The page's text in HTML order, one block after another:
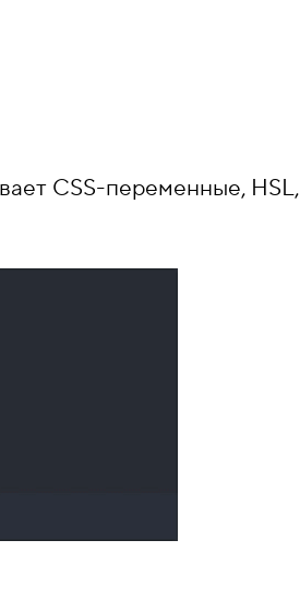
CSS-переменные, HSL,